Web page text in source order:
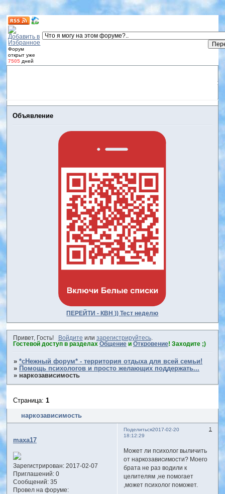
Форум
открыт уже
7505 дней
Объявление
ПЕРЕЙТИ - КВН )) Тест неделю
Привет, Гость! Войдите или зарегистрируйтесь.
Гостевой доступ в разделах Общениеи Откровение! Заходите ;)
»*сНежный форум* - территория отдыха для всей семьи!
» Помощь психологов и просто желающих поддержать...
» наркозависимость
наркозависимость
Страница:1
Поделиться 1
2017-02-20
18:12:29
maxa17
Зарегистрирован: 2017-02-07
Приглашений:0
Сообщений:35
Провел на форуме:
Может ли психолог выличить
от наркозависимости? Моего
брата не раз водили к
целителям ,не помогает
,может психолог поможет.